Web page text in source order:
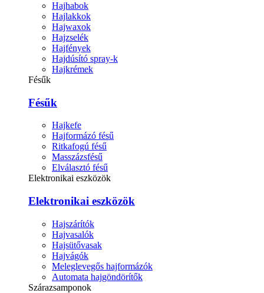
Hajhabok
Hajlakkok
Hajwaxok
Hajzselék
Hajfények
Hajdúsító spray-k
Hajkrémek
Fésűk
Fésűk
Hajkefe
Hajformázó fésű
Ritkafogú fésű
Masszázsfésű
Elválasztó fésű
Elektronikai eszközök
Elektronikai eszközök
Hajszárítók
Hajvasalók
Hajsütővasak
Hajvágók
Meleglevegős hajformázók
Automata hajgöndörítők
Szárazsamponok